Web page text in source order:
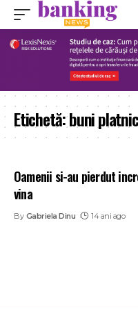
Etichetă:buni
Oamenii si-au pierdut
vina
By Gabriela Dinu 14 ani ago